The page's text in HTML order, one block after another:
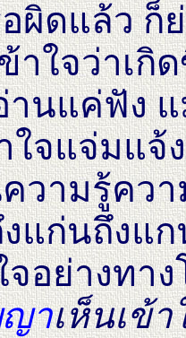
ผิดแล้ว ก็
าใจว่าเกิ
นแค่ฟัง
ใจแจ่มแจ้
วามรู้คว
งแก่นถึงแ
จอย่างท
าเห็นเข้